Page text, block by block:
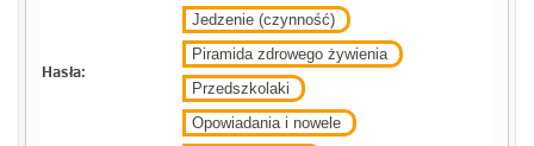
Hasła:
Jedzenie (czynność)
Piramida zdrowego żywienia
Przedszkolaki
Opowiadania i nowele